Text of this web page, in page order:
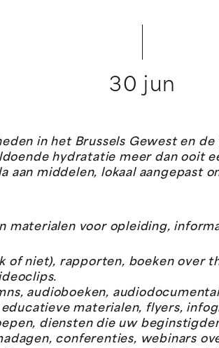
30 jun
in het Brussels Gewest en
hydratatie meer dan ooit
aan middelen, lokaal aangepast
materialen voor opleiding,
of niet), rapporten, boeken over
audioboeken,
materialen, flyers,
diensten die uw
conferenties, webinars